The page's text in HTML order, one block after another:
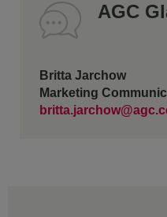
AGC
Britta Jarchow
Marketing